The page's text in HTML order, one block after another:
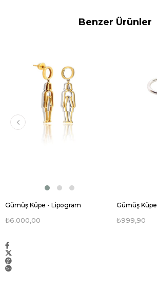
Benzer Ürünler
Gümüş Küpe - Lipogram
₺6.000,00
Gümüş Küpe
₺999,90